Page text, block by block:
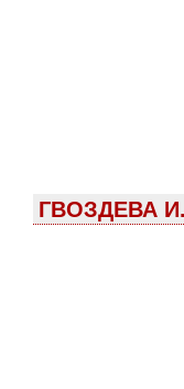
ГВОЗДЕВА